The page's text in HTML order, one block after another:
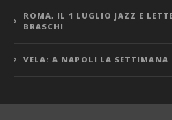
ROMA, IL 1 LUGLIO JAZZ E
BRASCHI
VELA: A NAPOLI LA SETTIMANA